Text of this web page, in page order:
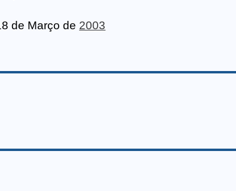
de Março de 2003